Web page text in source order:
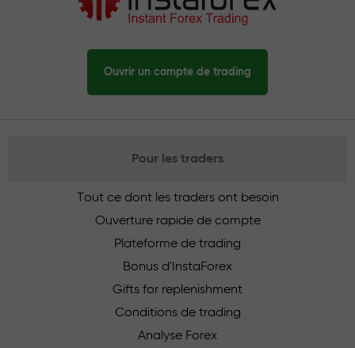
Ouvrir un compte de trading
Pour les traders
Tout ce dont les traders ont besoin
Ouverture rapide de compte
Plateforme de trading
Bonus d'InstaForex
Gifts for replenishment
Conditions de trading
Analyse Forex